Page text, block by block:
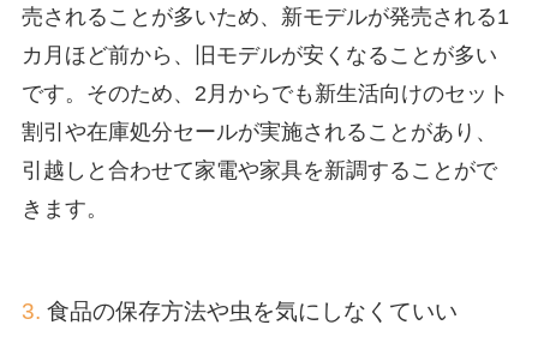
売されることが多いため、新モデルが発売される1
カ月ほど前から、旧モデルが安くなることが多い
です。そのため、2月からでも新生活向けのセット
割引や在庫処分セールが実施されることがあり、
引越しと合わせて家電や家具を新調することがで
きます。
3. 食品の保存方法や虫を気にしなくていい